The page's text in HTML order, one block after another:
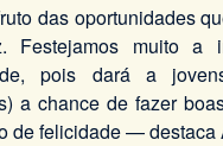
das oportunidades
Festejamos muito a
pois dará a
a chance de fazer
de felicidade — destaca